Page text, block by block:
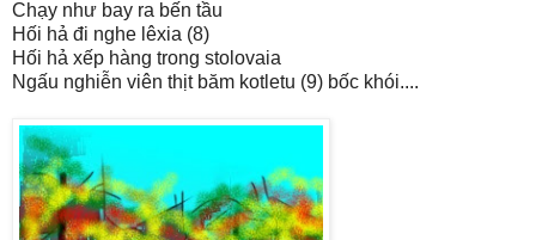
Chạy như bay ra bến tầu
Hối hả đi nghe lêxia (8)
Hối hả xếp hàng trong stolovaia
Ngấu nghiễn viên thịt băm kotletu (9) bốc khói....